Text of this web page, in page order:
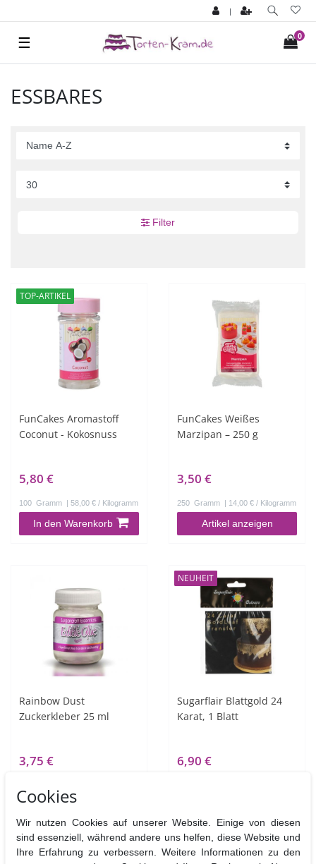
|
0
☰
ESSBARES
Filter
TOP-ARTIKEL
FunCakes Aromastoff
Coconut - Kokosnuss
5,80 €
100 Gramm | 58,00 € / Kilogramm
In den Warenkorb
FunCakes Weißes
Marzipan – 250 g
3,50 €
250 Gramm | 14,00 € / Kilogramm
Artikel anzeigen
Rainbow Dust
Zuckerkleber 25 ml
3,75 €
Artikel anzeigen
NEUHEIT
Sugarflair Blattgold 24
Karat, 1 Blatt
6,90 €
Cookies
Wir nutzen Cookies auf unserer Website. Einige von diesen
sind essenziell, während andere uns helfen, diese Website und
Ihre Erfahrung zu verbessern. Weitere Informationen zu den